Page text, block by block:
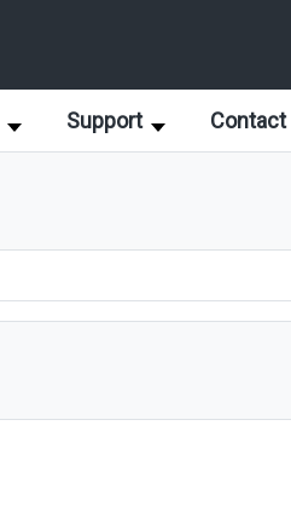
Support Contact